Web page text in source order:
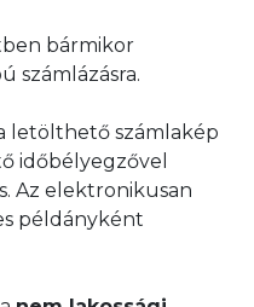
bármikor
számlázásra.
letölthető számlakép
időbélyegzővel
Az elektronikusan
példányként